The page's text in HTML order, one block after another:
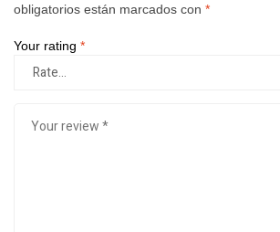
obligatorios están marcados con *
Your rating *